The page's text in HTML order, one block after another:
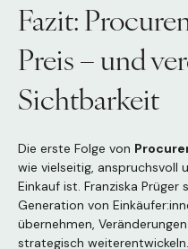
Fazit:
Preis – und
Sichtbarkeit
Die erste Folge von
wie vielseitig, anspruchsvoll
Einkauf ist. Franziska
Generation von
übernehmen,
strategisch weiterentwickeln.